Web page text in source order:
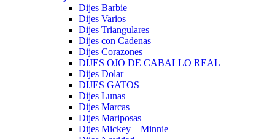
Dijes Barbie
Dijes Varios
Dijes Triangulares
Dijes con Cadenas
Dijes Corazones
DIJES OJO DE CABALLO REAL
Dijes Dolar
DIJES GATOS
Dijes Lunas
Dijes Marcas
Dijes Mariposas
Dijes Mickey – Minnie